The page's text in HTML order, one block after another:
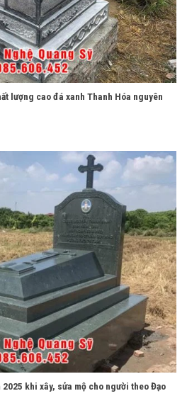
lượng cao đá xanh Thanh Hóa nguyên
khi xây, sửa mộ cho người theo Đạo